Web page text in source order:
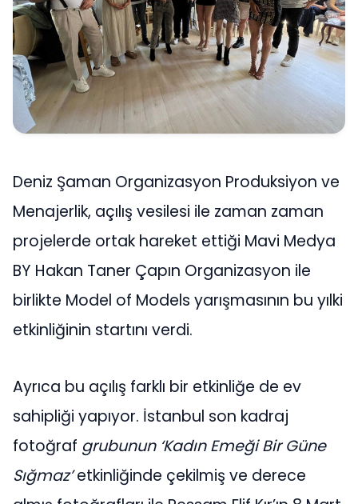
Deniz Şaman Organizasyon Produksiyon ve
Menajerlik, açılış vesilesi ile zaman zaman
projelerde ortak hareket ettiği Mavi Medya
BY Hakan Taner Çapın Organizasyon ile
birlikte Model of Models yarışmasının bu yılki
etkinliğinin startını verdi.
Ayrıca bu açılış farklı bir etkinliğe de ev
sahipliği yapıyor. İstanbul son kadraj
fotoğraf grubunun ‘Kadın Emeği Bir Güne
Sığmaz’etkinliğinde çekilmiş ve derece